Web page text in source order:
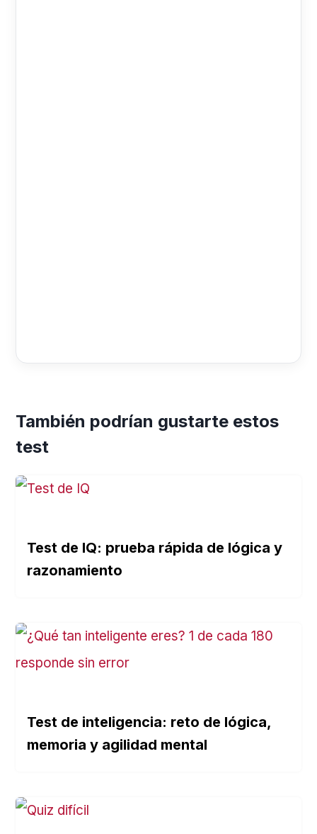
También podrían gustarte estos
test
Test de IQ: prueba rápida de lógica y
razonamiento
Test de inteligencia: reto de lógica,
memoria y agilidad mental